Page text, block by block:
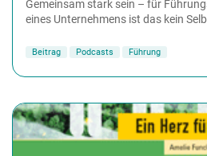
Gemeinsam stark sein – für
eines Unternehmens ist das kein
Beitrag Podcasts Führung